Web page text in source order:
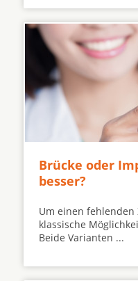
Brücke oder
besser?
Um einen fehlenden
klassische
Beide Varianten ...